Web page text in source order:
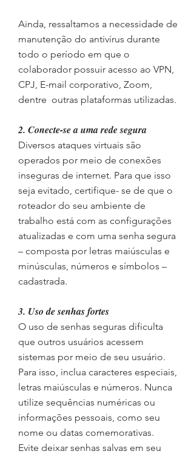
Ainda, ressaltamos a necessidade de
manutenção do antivírus durante
todo o período em que o
colaborador possuir acesso ao VPN,
CPJ, E-mail corporativo, Zoom,
dentre outras plataformas utilizadas.
2. Conecte-se a uma rede segura
Diversos ataques virtuais são
operados por meio de conexões
inseguras de internet. Para que isso
seja evitado, certifique- se de que o
roteador do seu ambiente de
trabalho está com as configurações
atualizadas e com uma senha segura
– composta por letras maiúsculas e
minúsculas, números e símbolos –
cadastrada.
3. Uso de senhas fortes
O uso de senhas seguras dificulta
que outros usuários acessem
sistemas por meio de seu usuário.
Para isso, inclua caracteres especiais,
letras maiúsculas e números. Nunca
utilize sequências numéricas ou
informações pessoais, como seu
nome ou datas comemorativas.
Evite deixar senhas salvas em seu